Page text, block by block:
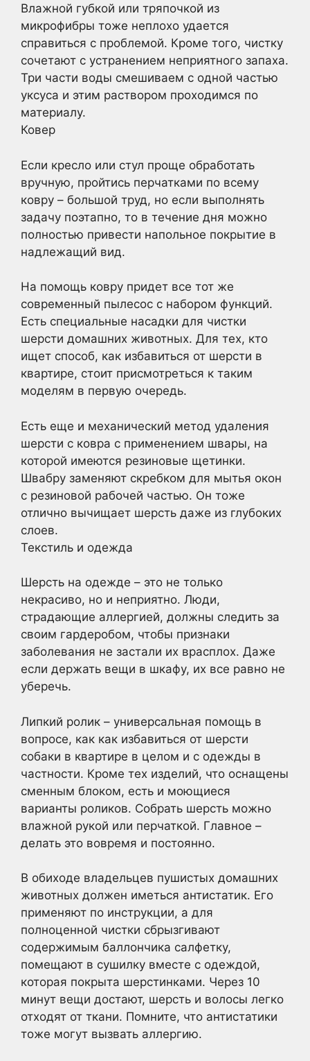
Влажной губкой или тряпочкой из
микрофибры тоже неплохо удается
справиться с проблемой. Кроме того, чистку
сочетают с устранением неприятного запаха.
Три части воды смешиваем с одной частью
уксуса и этим раствором проходимся по
материалу.
Ковер
Если кресло или стул проще обработать
вручную, пройтись перчатками по всему
ковру – большой труд, но если выполнять
задачу поэтапно, то в течение дня можно
полностью привести напольное покрытие в
надлежащий вид.
На помощь ковру придет все тот же
современный пылесос с набором функций.
Есть специальные насадки для чистки
шерсти домашних животных. Для тех, кто
ищет способ, как избавиться от шерсти в
квартире, стоит присмотреться к таким
моделям в первую очередь.
Есть еще и механический метод удаления
шерсти с ковра с применением швары, на
которой имеются резиновые щетинки.
Швабру заменяют скребком для мытья окон
с резиновой рабочей частью. Он тоже
отлично вычищает шерсть даже из глубоких
слоев.
Текстиль и одежда
Шерсть на одежде – это не только
некрасиво, но и неприятно. Люди,
страдающие аллергией, должны следить за
своим гардеробом, чтобы признаки
заболевания не застали их врасплох. Даже
если держать вещи в шкафу, их все равно не
уберечь.
Липкий ролик – универсальная помощь в
вопросе, как как избавиться от шерсти
собаки в квартире в целом и с одежды в
частности. Кроме тех изделий, что оснащены
сменным блоком, есть и моющиеся
варианты роликов. Собрать шерсть можно
влажной рукой или перчаткой. Главное –
делать это вовремя и постоянно.
В обиходе владельцев пушистых домашних
животных должен иметься антистатик. Его
применяют по инструкции, а для
полноценной чистки сбрызгивают
содержимым баллончика салфетку,
помещают в сушилку вместе с одеждой,
которая покрыта шерстинками. Через 10
минут вещи достают, шерсть и волосы легко
отходят от ткани. Помните, что антистатики
тоже могут вызвать аллергию.